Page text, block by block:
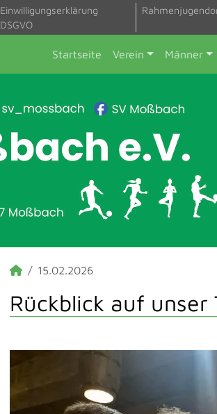
Einwilligungserklärung
DSGVO
Startseite Verein Männer
15.02.2026
Rückblick auf unser